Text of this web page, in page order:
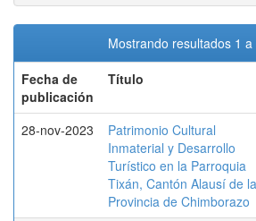
Mostrando resultados 1 a
Fecha de
publicación
Título
28-nov-2023
Patrimonio Cultural
Inmaterial y Desarrollo
Turístico en la Parroquia
Tixán, Cantón Alausí de la
Provincia de Chimborazo